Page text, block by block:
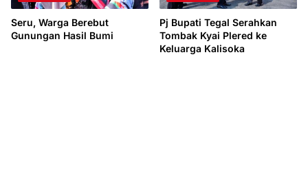
Seru, Warga Berebut
Gunungan Hasil Bumi
Pj Bupati Tegal Serahkan
Tombak Kyai Plered ke
Keluarga Kalisoka